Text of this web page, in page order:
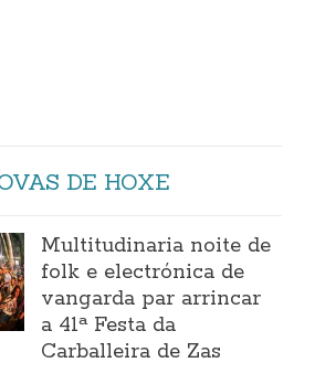
DE HOXE
Multitudinaria noite de
folk e electrónica de
vangarda par arrincar
a 41ª Festa da
Carballeira de Zas